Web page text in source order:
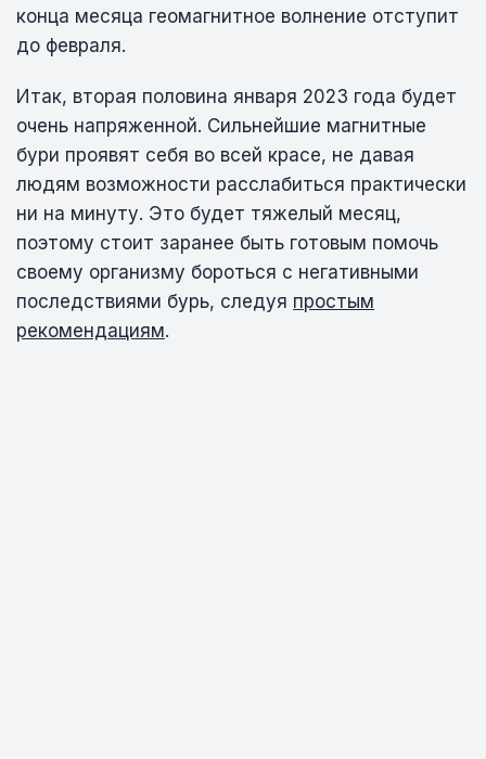
конца месяца геомагнитное волнение отступит
до февраля.
Итак, вторая половина января 2023 года будет
очень напряженной. Сильнейшие магнитные
бури проявят себя во всей красе, не давая
людям возможности расслабиться практически
ни на минуту. Это будет тяжелый месяц,
поэтому стоит заранее быть готовым помочь
своему организму бороться с негативными
последствиями бурь, следуя простым
рекомендациям.